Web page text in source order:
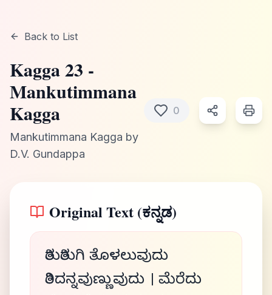
Back to List
Kagga23 -
Mankutimmana
Kagga
Mankutimmana Kagga by
D.V. Gundappa
0
Original Text (ಕನ್ನಡ)
ತಿರುತಿರುಗಿ ತೊಳಲುವುದು
ತಿರಿದನ್ನವುಣ್ಣುವುದು । ಮೆರೆದು